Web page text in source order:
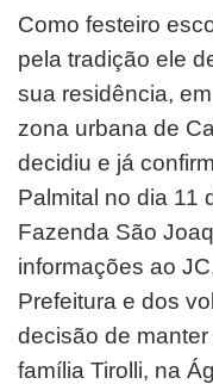
Como festeiro
pela tradição ele
sua residência,
zona urbana de
decidiu e já
Palmital no dia 11
Fazenda São
informações ao
Prefeitura e dos
decisão de
família Tirolli, na